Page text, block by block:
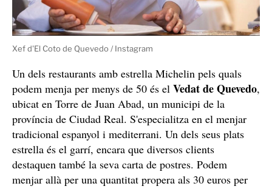
Xef d'El Coto de Quevedo / Instagram
Un dels restaurants amb estrella Michelin pels quals
podem menja per menys de 50 és el Vedat de Quevedo,
ubicat en Torre de Juan Abad, un municipi de la
província de Ciudad Real. S'especialitza en el menjar
tradicional espanyol i mediterrani. Un dels seus plats
estrella és el garrí, encara que diversos clients
destaquen també la seva carta de postres. Podem
menjar allà per una quantitat propera als 30 euros per